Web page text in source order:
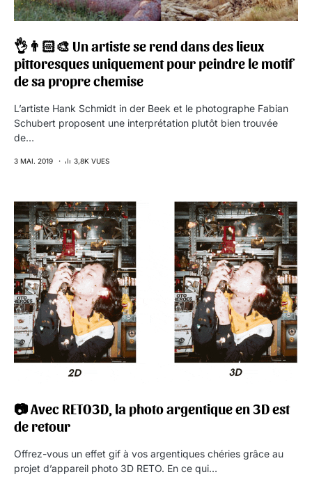
👌👨🏻‍🎨 Un artiste se rend dans des lieux
pittoresques uniquement pour peindre le motif
de sa propre chemise
L’artiste Hank Schmidt in der Beek et le photographe Fabian
Schubert proposent une interprétation plutôt bien trouvée
de…
3 MAI. 2019 3,8K VUES
📷 Avec RETO3D, la photo argentique en 3D est
de retour
Offrez-vous un effet gif à vos argentiques chéries grâce au
projet d’appareil photo 3D RETO. En ce qui…